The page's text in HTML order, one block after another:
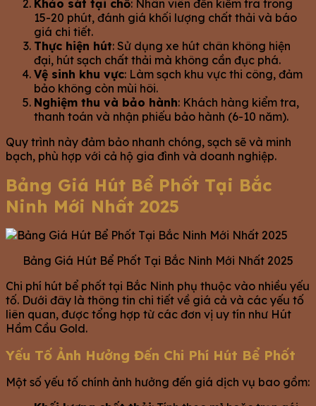
Khảo sát tại chỗ: Nhân viên đến kiểm tra trong
15-20 phút, đánh giá khối lượng chất thải và báo
giá chi tiết.
Thực hiện hút: Sử dụng xe hút chân không hiện
đại, hút sạch chất thải mà không cần đục phá.
Vệ sinh khu vực: Làm sạch khu vực thi công, đảm
bảo không còn mùi hôi.
Nghiệm thu và bảo hành: Khách hàng kiểm tra,
thanh toán và nhận phiếu bảo hành (6-10 năm).
Quy trình này đảm bảo nhanh chóng, sạch sẽ và minh
bạch, phù hợp với cả hộ gia đình và doanh nghiệp.
Bảng Giá Hút Bể Phốt Tại Bắc
Ninh Mới Nhất 2025
Bảng Giá Hút Bể Phốt Tại Bắc Ninh Mới Nhất 2025
Chi phí hút bể phốt tại Bắc Ninh phụ thuộc vào nhiều yếu
tố. Dưới đây là thông tin chi tiết về giá cả và các yếu tố
liên quan, được tổng hợp từ các đơn vị uy tín như Hút
Hầm Cầu Gold.
Yếu Tố Ảnh Hưởng Đến Chi Phí Hút Bể Phốt
Một số yếu tố chính ảnh hưởng đến giá dịch vụ bao gồm: